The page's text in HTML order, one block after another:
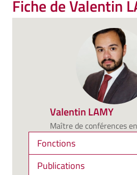
Fiche de Valentin
Valentin LAMY
Maître de conférences
Fonctions
Publications